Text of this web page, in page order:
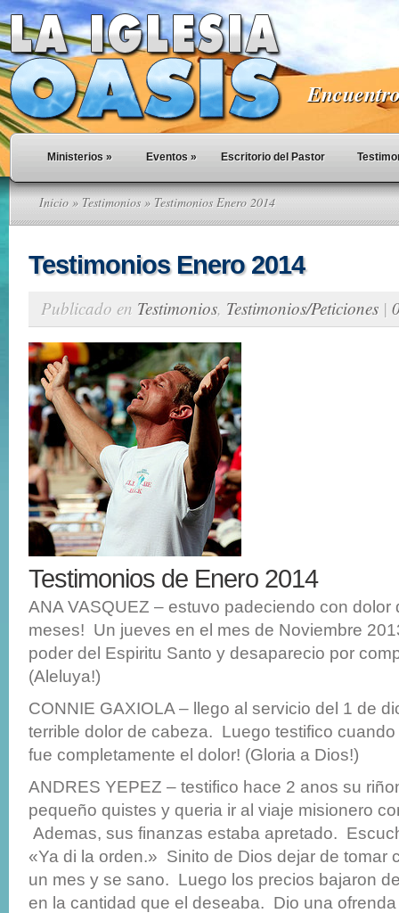
Ministerios » Eventos » Escritorio del Pastor
Inicio » Testimonios» Testimonios Enero 2014
Testimonios Enero 2014
Publicado en Testimonios, Testimonios/Peticiones |
Testimonios de Enero 2014
ANA VASQUEZ – estuvo padeciendo con dolor
meses! Un jueves en el mes de Noviembre
poder del Espiritu Santo y desaparecio por
(Aleluya!)
CONNIE GAXIOLA – llego al servicio del 1 de
terrible dolor de cabeza. Luego testifico
fue completamente el dolor! (Gloria a Dios!)
ANDRES YEPEZ – testifico hace 2 anos su
pequeño quistes y queria ir al viaje misionero
Ademas, sus finanzas estaba apretado.
«Ya di la orden.» Sinito de Dios dejar de tomar
un mes y se sano. Luego los precios bajaron
en la cantidad que el deseaba. Dio una